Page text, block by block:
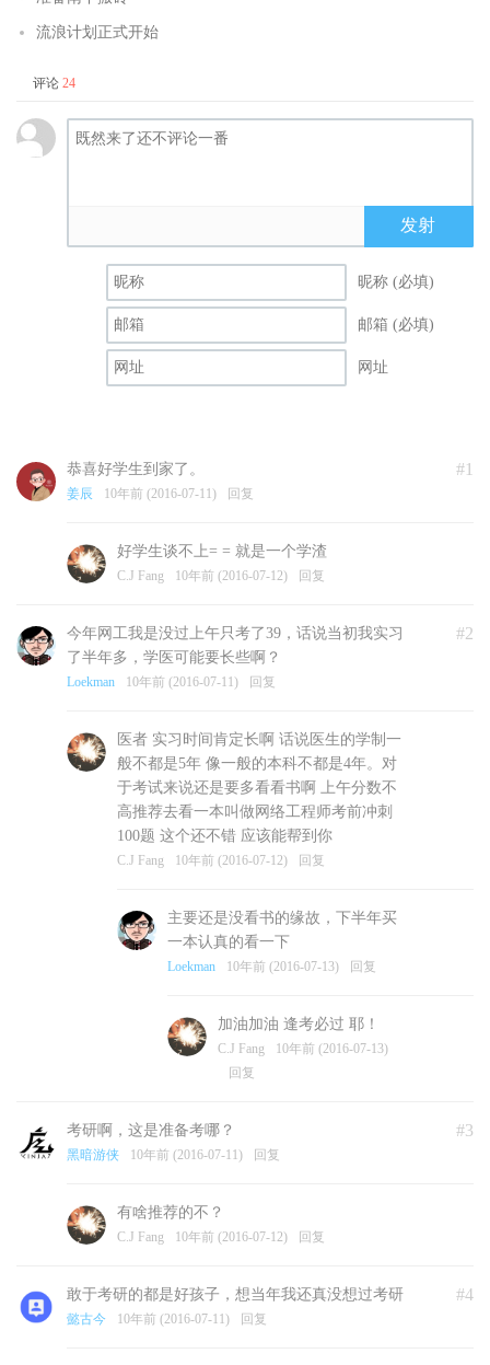
流浪计划正式开始
评论 24
发射
昵称 (必填)
邮箱 (必填)
网址
#1
恭喜好学生到家了。
姜辰 10年前 (2016-07-11) 回复
好学生谈不上= = 就是一个学渣
C.J Fang 10年前 (2016-07-12) 回复
#2
今年网工我是没过上午只考了39，话说当初我实习
了半年多，学医可能要长些啊？
Loekman 10年前 (2016-07-11) 回复
医者 实习时间肯定长啊 话说医生的学制一
般不都是5年 像一般的本科不都是4年。对
于考试来说还是要多看看书啊 上午分数不
高推荐去看一本叫做网络工程师考前冲刺
100题 这个还不错 应该能帮到你
C.J Fang 10年前 (2016-07-12) 回复
主要还是没看书的缘故，下半年买
一本认真的看一下
Loekman 10年前 (2016-07-13) 回复
加油加油 逢考必过 耶！
C.J Fang
10年前 (2016-07-13)
回复
#3
考研啊，这是准备考哪？
黑暗游侠 10年前 (2016-07-11) 回复
有啥推荐的不？
C.J Fang 10年前 (2016-07-12) 回复
#4
敢于考研的都是好孩子，想当年我还真没想过考研
懿古今 10年前 (2016-07-11) 回复